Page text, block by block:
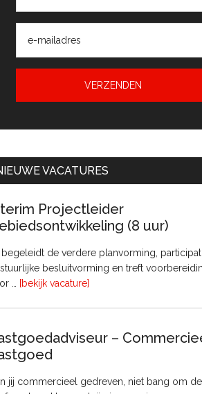
VACATURES
Projectleider
(8 uur)
begeleidt de verdere planvorming,
besluitvorming en treft
…
[bekijk vacature]
uur) –
jij commercieel gedreven, niet bang om de